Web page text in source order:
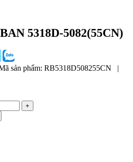
5318D-5082(55CN)
sản phẩm: RB5318D508255CN
|
+